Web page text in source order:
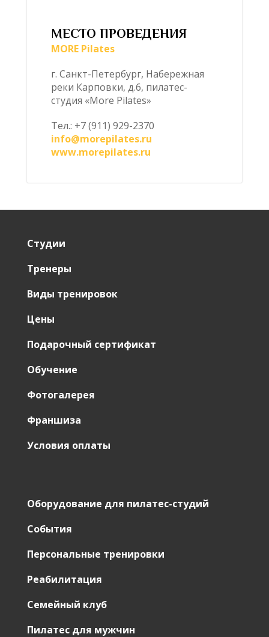
МЕСТО ПРОВЕДЕНИЯ
MORE Pilates
г. Санкт-Петербург, Набережная
реки Карповки, д.6, пилатес-
студия «More Pilates»
Тел.: +7 (911) 929-2370
info@morepilates.ru
www.morepilates.ru
Студии
Тренеры
Виды тренировок
Цены
Подарочный сертификат
Обучение
Фотогалерея
Франшиза
Условия оплаты
Оборудование для пилатес-студий
События
Персональные тренировки
Реабилитация
Семейный клуб
Пилатес для мужчин